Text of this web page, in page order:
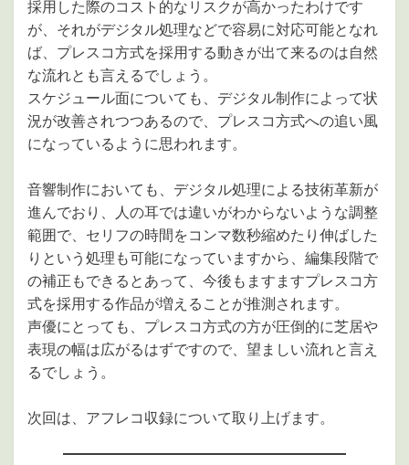
採用した際のコスト的なリスクが高かったわけです
が、それがデジタル処理などで容易に対応可能となれ
ば、プレスコ方式を採用する動きが出て来るのは自然
な流れとも言えるでしょう。
スケジュール面についても、デジタル制作によって状
況が改善されつつあるので、プレスコ方式への追い風
になっているように思われます。
音響制作においても、デジタル処理による技術革新が
進んでおり、人の耳では違いがわからないような調整
範囲で、セリフの時間をコンマ数秒縮めたり伸ばした
りという処理も可能になっていますから、編集段階で
の補正もできるとあって、今後もますますプレスコ方
式を採用する作品が増えることが推測されます。
声優にとっても、プレスコ方式の方が圧倒的に芝居や
表現の幅は広がるはずですので、望ましい流れと言え
るでしょう。
次回は、アフレコ収録について取り上げます。